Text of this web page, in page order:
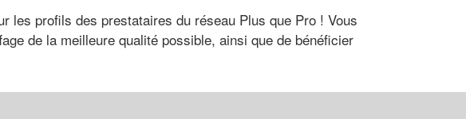
les profils des prestataires du réseau Plus que Pro ! Vous
de la meilleure qualité possible, ainsi que de bénéficier